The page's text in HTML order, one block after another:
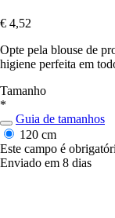
€ 4,52
Opte pela blouse de
higiene perfeita em
Tamanho
*
Guia de tamanhos
120 cm
Este campo é
Enviado em 8 dias